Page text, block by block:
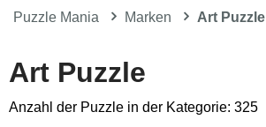
Puzzle Mania Marken Art Puzzle
Art Puzzle
Anzahl der Puzzle in der Kategorie: 325